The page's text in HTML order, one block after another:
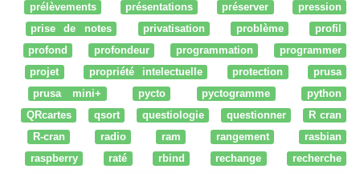
prélèvements
présentations préserver
pression
prise de notes
privatisation problème
profil
profond
profondeur programmation
programmer
projet
propriété intelectuelle protection
prusa
prusa mini+
pycto pyctogramme
python
QRcartes
qsort questiologie questionner
R cran
R-cran
radio ram rangement
rasbian
raspberry
raté rbind rechange
recherche